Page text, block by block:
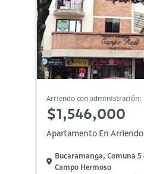
Arriendo con administración:
$1,546,000
Apartamento En Arriendo
Bucaramanga, Comuna 5
Campo Hermoso